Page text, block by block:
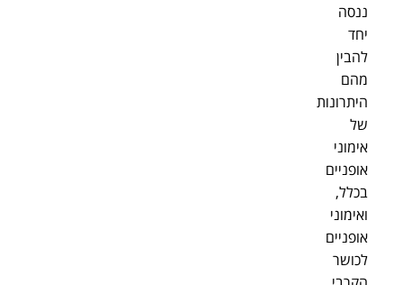
ננסה
יחד
להבין
מהם
היתרונות
של
אימוני
אופניים
בכלל,
ואימוני
אופניים
לכושר